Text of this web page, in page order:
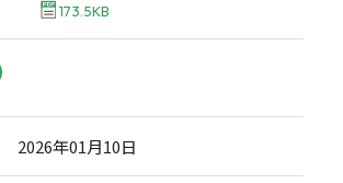
173.5KB
2026年01月10日